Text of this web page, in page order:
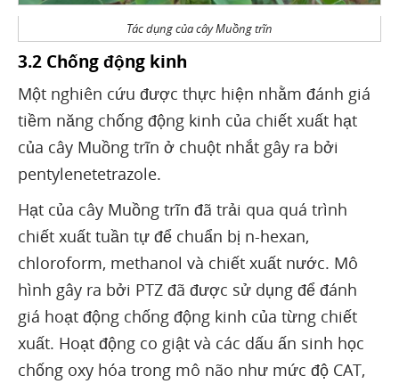
Tác dụng của cây Muồng trĩn
3.2 Chống động kinh
Một nghiên cứu được thực hiện nhằm đánh giá
tiềm năng chống động kinh của chiết xuất hạt
của cây Muồng trĩn ở chuột nhắt gây ra bởi
pentylenetetrazole.
Hạt của cây Muồng trĩn đã trải qua quá trình
chiết xuất tuần tự để chuẩn bị n-hexan,
chloroform, methanol và chiết xuất nước. Mô
hình gây ra bởi PTZ đã được sử dụng để đánh
giá hoạt động chống động kinh của từng chiết
xuất. Hoạt động co giật và các dấu ấn sinh học
chống oxy hóa trong mô não như mức độ CAT,